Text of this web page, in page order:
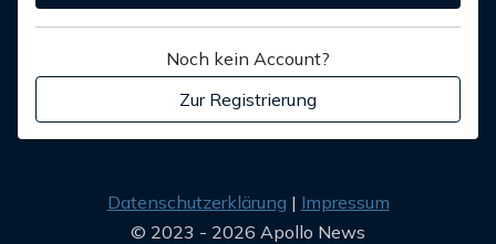
Noch kein Account?
Zur Registrierung
Datenschutzerklärung
Impressum
© 2023 - 2026 Apollo News